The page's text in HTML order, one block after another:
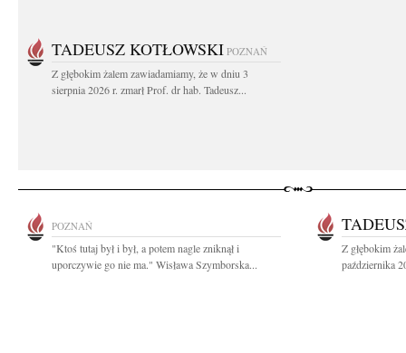
TADEUSZ KOTŁOWSKI POZNAŃ
Z głębokim żalem zawiadamiamy, że w dniu 3
sierpnia 2026 r. zmarł Prof. dr hab. Tadeusz...
POZNAŃ
"Ktoś tutaj był i był, a potem nagle zniknął i
uporczywie go nie ma." Wisława Szymborska...
Z głębokim
października